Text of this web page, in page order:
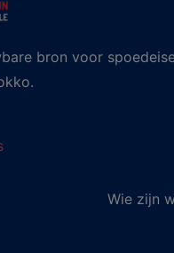
bron voor
Wie zijn